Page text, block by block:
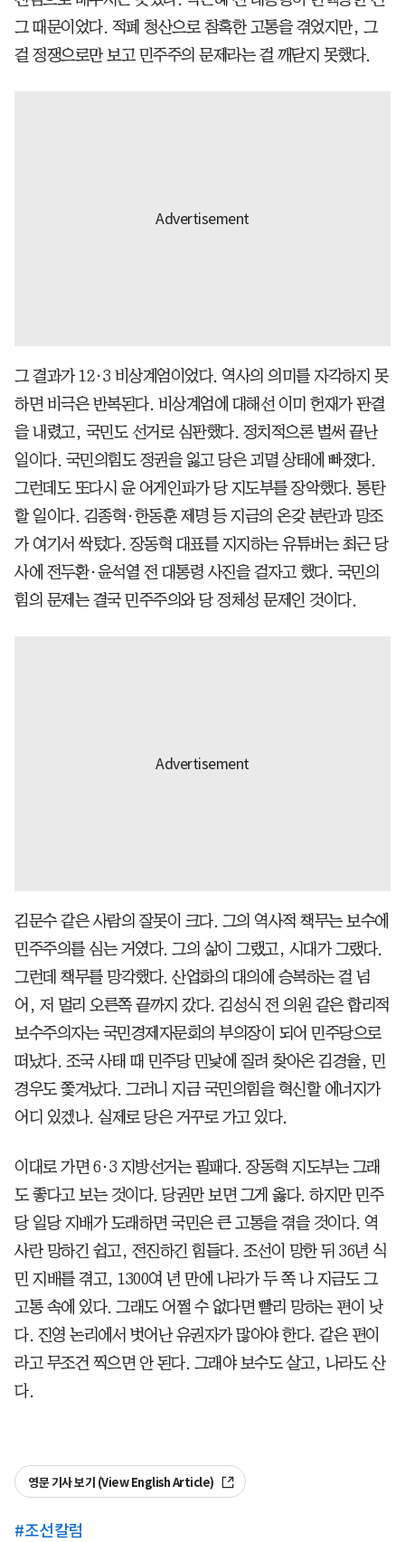
그 때문이었다. 적폐 청산으로 참혹한 고통을 겪었지만, 그
걸 정쟁으로만 보고 민주주의 문제라는 걸 깨닫지 못했다.
그 결과가 12·3 비상계엄이었다. 역사의 의미를 자각하지 못
하면 비극은 반복된다. 비상계엄에 대해선 이미 헌재가 판결
을 내렸고, 국민도 선거로 심판했다. 정치적으론 벌써 끝난
일이다. 국민의힘도 정권을 잃고 당은 괴멸 상태에 빠졌다.
그런데도 또다시 윤 어게인파가 당 지도부를 장악했다. 통탄
할 일이다. 김종혁·한동훈 제명 등 지금의 온갖 분란과 망조
가 여기서 싹텄다. 장동혁 대표를 지지하는 유튜버는 최근 당
사에 전두환·윤석열 전 대통령 사진을 걸자고 했다. 국민의
힘의 문제는 결국 민주주의와 당 정체성 문제인 것이다.
김문수 같은 사람의 잘못이 크다. 그의 역사적 책무는 보수에
민주주의를 심는 거였다. 그의 삶이 그랬고, 시대가 그랬다.
그런데 책무를 망각했다. 산업화의 대의에 승복하는 걸 넘
어, 저 멀리 오른쪽 끝까지 갔다. 김성식 전 의원 같은 합리적
보수주의자는 국민경제자문회의 부의장이 되어 민주당으로
떠났다. 조국 사태 때 민주당 민낯에 질려 찾아온 김경율, 민
경우도 쫓겨났다. 그러니 지금 국민의힘을 혁신할 에너지가
어디 있겠나. 실제로 당은 거꾸로 가고 있다.
이대로 가면 6·3 지방선거는 필패다. 장동혁 지도부는 그래
도 좋다고 보는 것이다. 당권만 보면 그게 옳다. 하지만 민주
당 일당 지배가 도래하면 국민은 큰 고통을 겪을 것이다. 역
사란 망하긴 쉽고, 전진하긴 힘들다. 조선이 망한 뒤 36년 식
민 지배를 겪고, 1300여 년 만에 나라가 두 쪽 나 지금도 그
고통 속에 있다. 그래도 어쩔 수 없다면 빨리 망하는 편이 낫
다. 진영 논리에서 벗어난 유권자가 많아야 한다. 같은 편이
라고 무조건 찍으면 안 된다. 그래야 보수도 살고, 나라도 산
다.
영문 기사 보기 (View English Article)
#조선칼럼